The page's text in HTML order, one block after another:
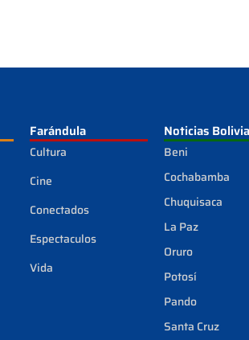
Farándula
Cultura
Cine
Conectados
Espectaculos
Vida
Noticias Bolivia
Beni
Cochabamba
Chuquisaca
La Paz
Oruro
Potosí
Pando
Santa Cruz